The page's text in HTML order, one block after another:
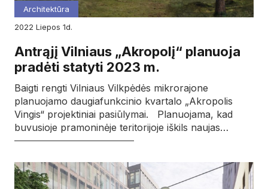
Architektūra
2022
liepos 1d.
Antrąjį Vilniaus „Akropolį“ planuoja
pradėti statyti 2023 m.
Baigti rengti Vilniaus Vilkpėdės mikrorajone
planuojamo daugiafunkcinio kvartalo „Akropolis
Vingis“ projektiniai pasiūlymai. Planuojama, kad
buvusioje pramoninėje teritorijoje iškils naujas…